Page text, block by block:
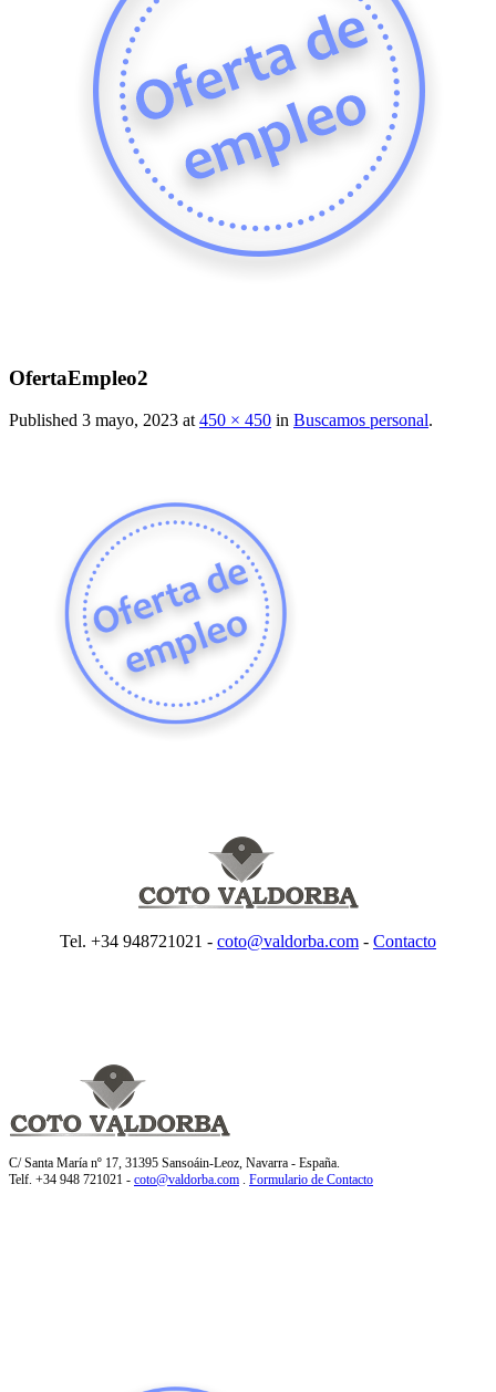
OfertaEmpleo2
Published 3 mayo, 2023 at 450 × 450 in Buscamos personal.
Tel. +34 948721021 - coto@valdorba.com - Contacto
C/ Santa María nº 17, 31395 Sansoáin-Leoz, Navarra - España.
Telf. +34 948 721021 - coto@valdorba.com Formulario de Contacto